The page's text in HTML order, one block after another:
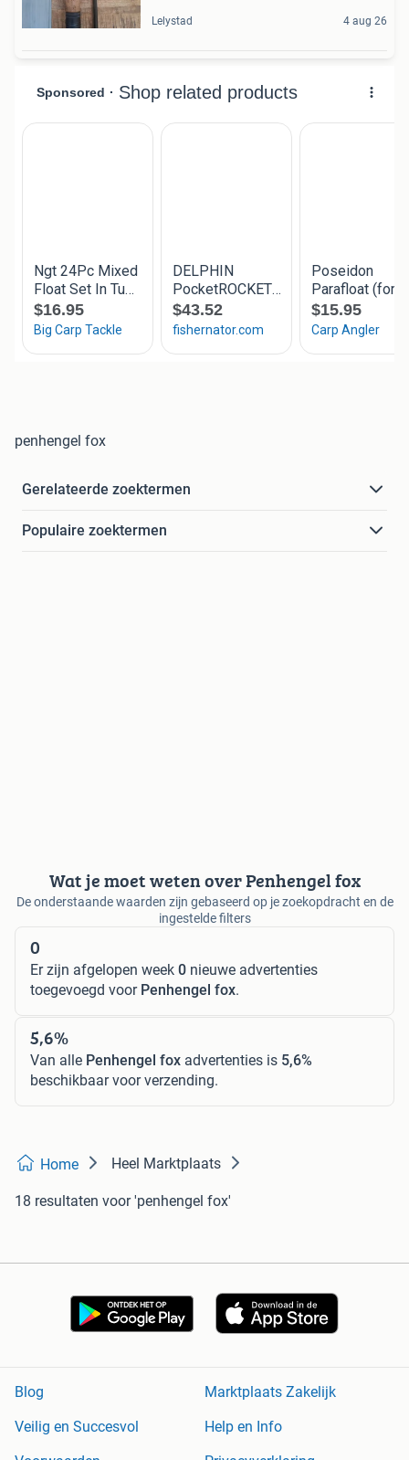
Lelystad 4 aug 26
penhengel fox
Gerelateerde zoektermen
Populaire zoektermen
Wat je moet weten over Penhengel fox
De onderstaande waarden zijn gebaseerd op je zoekopdracht en de
ingestelde filters
0
Er zijn afgelopen week 0 nieuwe advertenties
toegevoegd voor Penhengel fox.
5,6%
Van alle Penhengel fox advertenties is 5,6%
beschikbaar voor verzending.
Home Heel Marktplaats
18 resultaten voor 'penhengel fox'
Blog
Marktplaats Zakelijk
Veilig en Succesvol
Help en Info